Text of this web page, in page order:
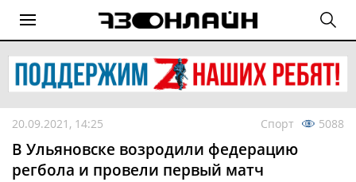
20.09.2021, 14:25 Спорт 5088
В Ульяновске возродили федерацию
регбола и провели первый матч